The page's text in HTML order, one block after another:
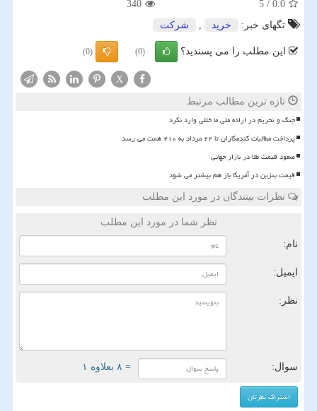
0.0
/
5
340
تگهای خبر:
خرید , شركت
این مطلب را می پسندید؟ (0)
(0)
X
تازه ترین مطالب مرتبط
جنگ و تحریم در اراده ملی ما خللی وارد نکرد
پرداخت مطالبات گندمکاران تا ۲۲ مرداد به ۲۱۰ همت می رسد
صعود قیمت طلا در بازار جهانی
قیمت بنزین در آمریکا باز هم بیشتر می شود
نظرات بینندگان در مورد این مطلب
نظر شما در مورد این مطلب
نام:
ایمیل:
نظر:
سوال: = ۸ بعلاوه ۱